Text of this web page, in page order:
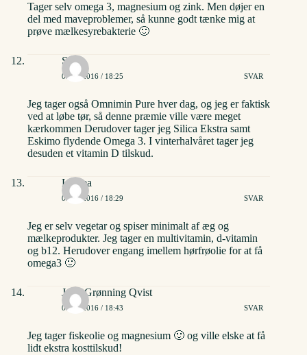
Tager selv omega 3, magnesium og zink. Men døjer en
del med maveproblemer, så kunne godt tænke mig at
prøve mælkesyrebakterie 🙂
Sofie
02/06/2016 / 18:25 SVAR
Jeg tager også Omnimin Pure hver dag, og jeg er faktisk
ved at løbe tør, så denne præmie ville være meget
kærkommen Derudover tager jeg Silica Ekstra samt
Eskimo flydende Omega 3. I vinterhalvåret tager jeg
desuden et vitamin D tilskud.
Linnea
02/06/2016 / 18:29 SVAR
Jeg er selv vegetar og spiser minimalt af æg og
mælkeprodukter. Jeg tager en multivitamin, d-vitamin
og b12. Herudover engang imellem hørfrøolie for at få
omega3 🙂
Julie Grønning Qvist
02/06/2016 / 18:43 SVAR
Jeg tager fiskeolie og magnesium 🙂 og ville elske at få
lidt ekstra kosttilskud!